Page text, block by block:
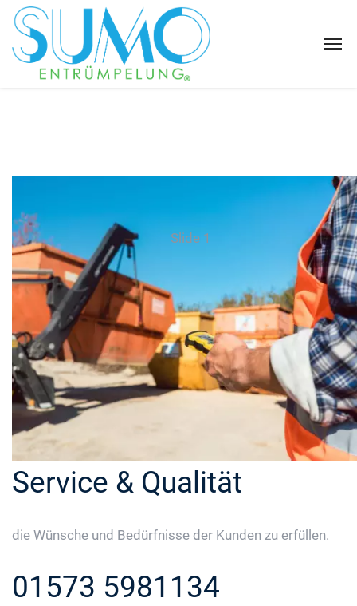
Slide 1
Service & Qualität
die Wünsche und Bedürfnisse der Kunden zu erfüllen.
01573 5981134